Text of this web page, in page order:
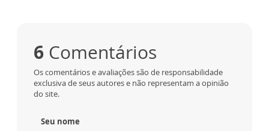
6 Comentários
Os comentários e avaliações são de responsabilidade
exclusiva de seus autores e não representam a opinião
do site.
Seu nome